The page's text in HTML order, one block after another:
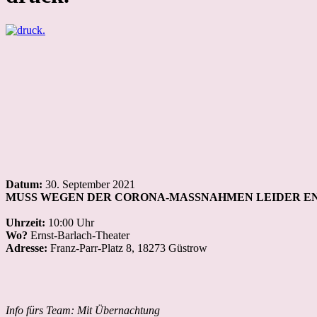
Datum: 30. September 2021
MUSS WEGEN DER CORONA-MASSNAHMEN LEIDER
Uhrzeit: 10:00 Uhr
Wo? Ernst-Barlach-Theater
Adresse: Franz-Parr-Platz 8, 18273 Güstrow
Info fürs Team: Mit Übernachtung